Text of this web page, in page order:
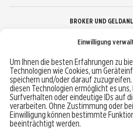
Einwilligung
Um Ihnen die besten Erfahrungen zu
Technologien wie Cookies, um
speichern und/oder darauf
diesen Technologien ermöglicht es
Surfverhalten oder eindeutige IDs auf
verarbeiten. Ohne Zustimmung oder
Einwilligung können bestimmte
beeinträchtigt werden.
BROKER UND
Robo-Advisor vergleichen
Depotvergleich
Festgeld vergleichen